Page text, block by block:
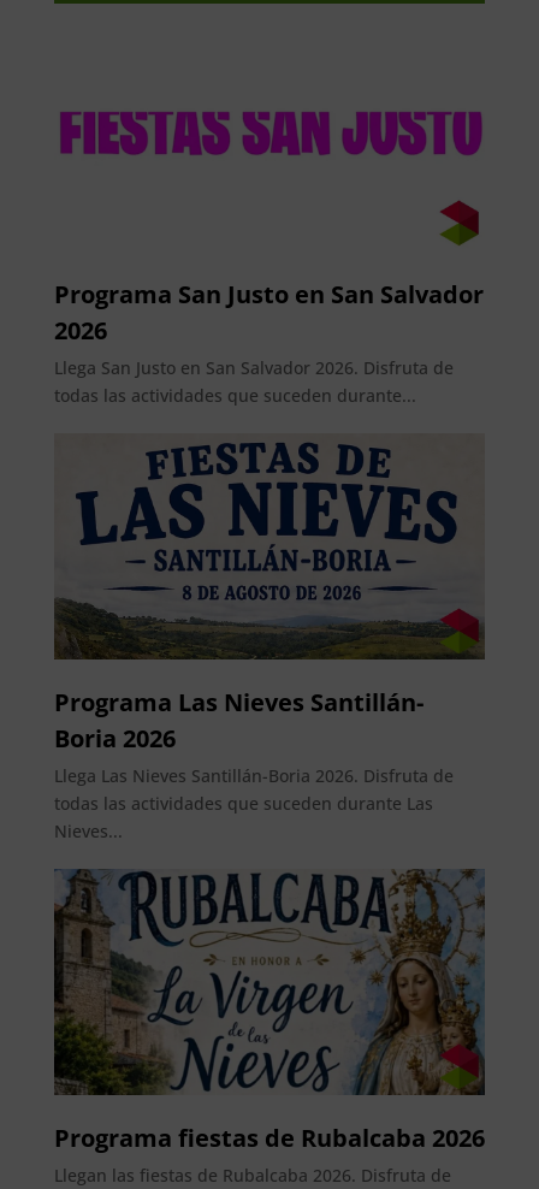
Programa San Justo en San Salvador
2026
Llega San Justo en San Salvador 2026. Disfruta de
todas las actividades que suceden durante...
Programa Las Nieves Santillán-
Boria 2026
Llega Las Nieves Santillán-Boria 2026. Disfruta de
todas las actividades que suceden durante Las
Nieves...
Programa fiestas de Rubalcaba 2026
Llegan las fiestas de Rubalcaba 2026. Disfruta de